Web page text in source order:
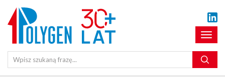
Pokaż
menu